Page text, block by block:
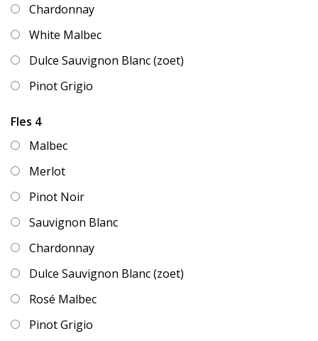
Chardonnay
White Malbec
Dulce Sauvignon Blanc (zoet)
Pinot Grigio
Fles 4
Malbec
Merlot
Pinot Noir
Sauvignon Blanc
Chardonnay
Dulce Sauvignon Blanc (zoet)
Rosé Malbec
Pinot Grigio